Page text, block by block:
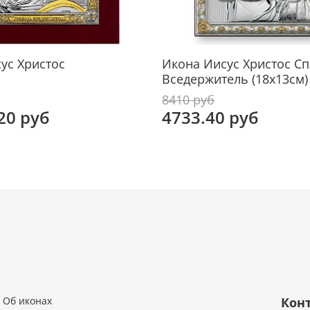
Христос
руб
Икона Иисус Христос
Вседержитель (18х13см)
8410 руб
4733.40 руб
Об иконах